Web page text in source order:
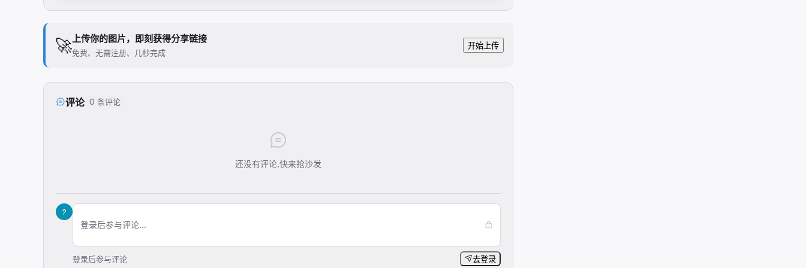
🚀上传你的图片，即刻获得分享链接
免费、无需注册、几秒完成
开始上传
评论 0 条评论
还没有评论,快来抢沙发
?
登录后参与评论...
登录后参与评论 去登录